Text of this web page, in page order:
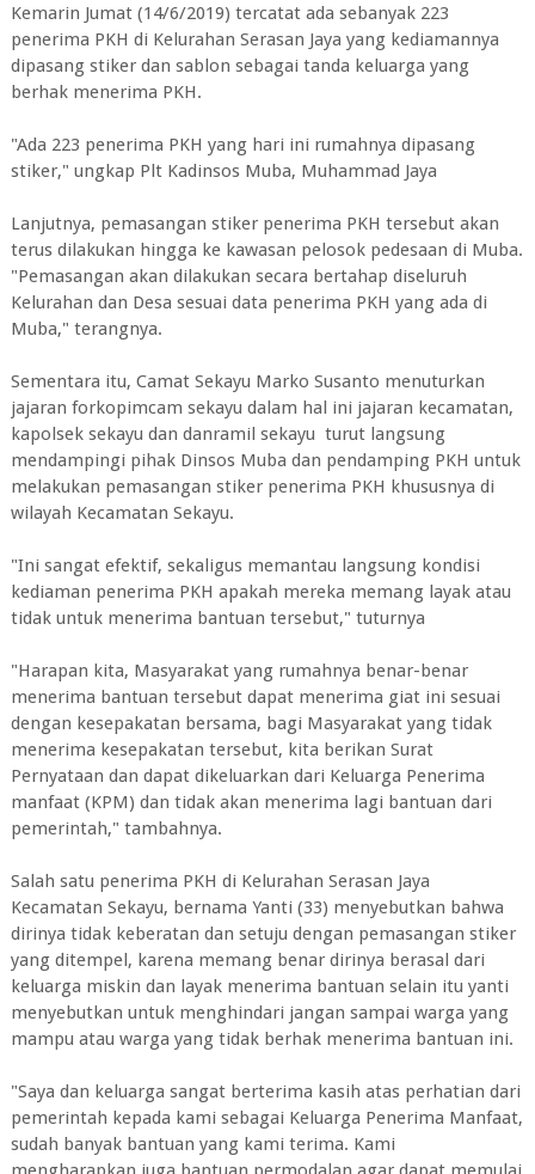
Kemarin Jumat (14/6/2019) tercatat ada sebanyak 223
penerima PKH di Kelurahan Serasan Jaya yang kediamannya
dipasang stiker dan sablon sebagai tanda keluarga yang
berhak menerima PKH.
"Ada 223 penerima PKH yang hari ini rumahnya dipasang
stiker," ungkap Plt Kadinsos Muba, Muhammad Jaya
Lanjutnya, pemasangan stiker penerima PKH tersebut akan
terus dilakukan hingga ke kawasan pelosok pedesaan di Muba.
"Pemasangan akan dilakukan secara bertahap diseluruh
Kelurahan dan Desa sesuai data penerima PKH yang ada di
Muba," terangnya.
Sementara itu, Camat Sekayu Marko Susanto menuturkan
jajaran forkopimcam sekayu dalam hal ini jajaran kecamatan,
kapolsek sekayu dan danramil sekayu turut langsung
mendampingi pihak Dinsos Muba dan pendamping PKH untuk
melakukan pemasangan stiker penerima PKH khususnya di
wilayah Kecamatan Sekayu.
"Ini sangat efektif, sekaligus memantau langsung kondisi
kediaman penerima PKH apakah mereka memang layak atau
tidak untuk menerima bantuan tersebut," tuturnya
"Harapan kita, Masyarakat yang rumahnya benar-benar
menerima bantuan tersebut dapat menerima giat ini sesuai
dengan kesepakatan bersama, bagi Masyarakat yang tidak
menerima kesepakatan tersebut, kita berikan Surat
Pernyataan dan dapat dikeluarkan dari Keluarga Penerima
manfaat (KPM) dan tidak akan menerima lagi bantuan dari
pemerintah," tambahnya.
Salah satu penerima PKH di Kelurahan Serasan Jaya
Kecamatan Sekayu, bernama Yanti (33) menyebutkan bahwa
dirinya tidak keberatan dan setuju dengan pemasangan stiker
yang ditempel, karena memang benar dirinya berasal dari
keluarga miskin dan layak menerima bantuan selain itu yanti
menyebutkan untuk menghindari jangan sampai warga yang
mampu atau warga yang tidak berhak menerima bantuan ini.
"Saya dan keluarga sangat berterima kasih atas perhatian dari
pemerintah kepada kami sebagai Keluarga Penerima Manfaat,
sudah banyak bantuan yang kami terima. Kami